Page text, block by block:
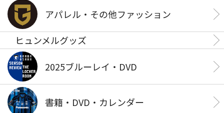
アパレル・その他ファッション
ヒュンメルグッズ
2025ブルーレイ・DVD
書籍・DVD・カレンダー